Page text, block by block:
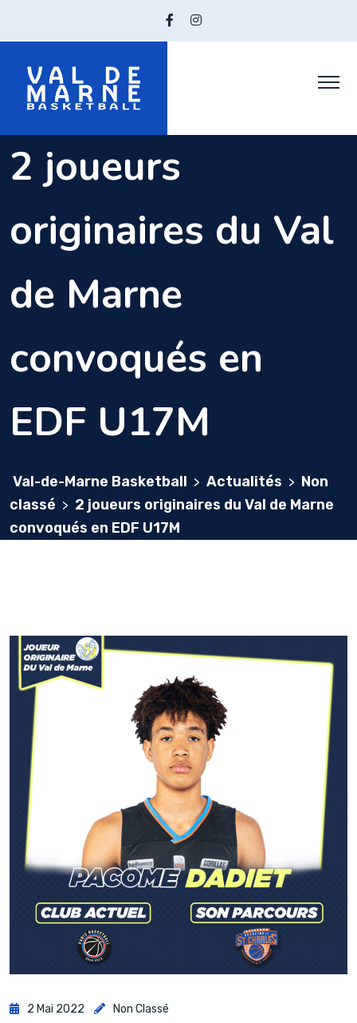
2 joueurs
originaires du Val
de Marne
convoqués en
EDF U17M
Val-de-Marne Basketball > Actualités > Non
classé > 2 joueurs originaires du Val de Marne
convoqués en EDF U17M
2 Mai 2022 Non Classé